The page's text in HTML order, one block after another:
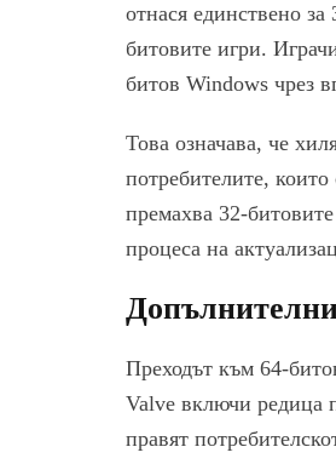
отнася единствено
битовите игри.
битов Windows чрез
Това означава, че
потребителите,
премахва 32-
процеса на
Преходът към 64-
Valve включи редица
правят